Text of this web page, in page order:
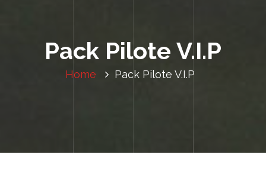
Pack Pilote V.I.P
Home Pack Pilote V.I.P